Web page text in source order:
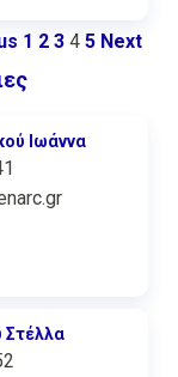
1 2 3 4 5 Next
Ιωάννα
Στέλλα